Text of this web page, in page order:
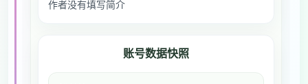
作者没有填写简介
账号数据快照